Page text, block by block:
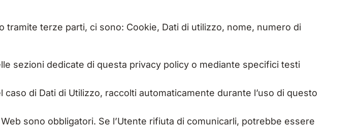
tramite terze parti, ci sono: Cookie, Dati di utilizzo, nome, numero di
sezioni dedicate di questa privacy policy o mediante specifici testi
di Dati di Utilizzo, raccolti automaticamente durante l’uso di questo
sono obbligatori. Se l’Utente rifiuta di comunicarli, potrebbe essere